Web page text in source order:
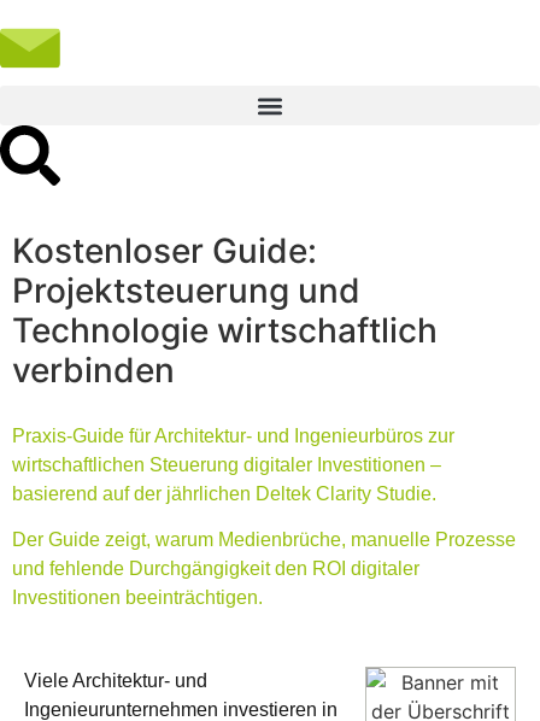
Kostenloser Guide:
Projektsteuerung und
Technologie wirtschaftlich
verbinden
Praxis-Guide für Architektur- und Ingenieurbüros zur
wirtschaftlichen Steuerung digitaler Investitionen –
basierend auf der jährlichen Deltek Clarity Studie.
Der Guide zeigt, warum Medienbrüche, manuelle Prozesse
und fehlende Durchgängigkeit den ROI digitaler
Investitionen beeinträchtigen.
Viele Architektur- und
Ingenieurunternehmen investieren in